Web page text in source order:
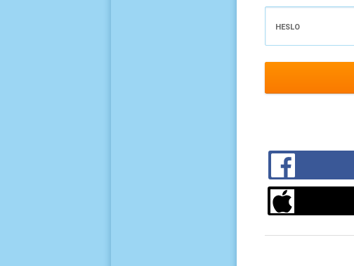
HESLO